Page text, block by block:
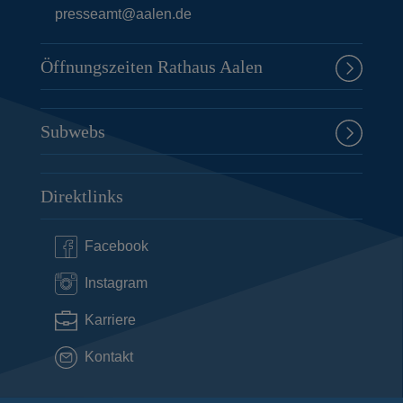
presseamt@aalen.de
Öffnungszeiten Rathaus Aalen
Subwebs
Direktlinks
Facebook
Instagram
Karriere
Kontakt